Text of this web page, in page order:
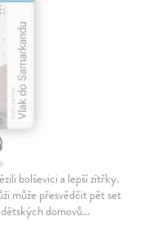
bolševici a lepší zítřky.
může přesvědčit pět set
domovů…